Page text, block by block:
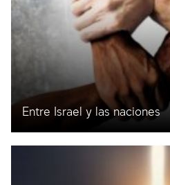
Entre Israel y las naciones